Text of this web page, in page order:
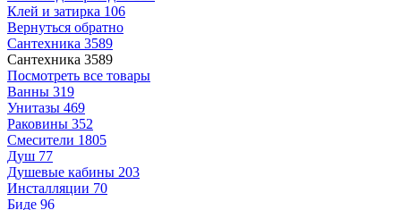
Клей и затирка 106
Вернуться обратно
Сантехника 3589
Сантехника 3589
Посмотреть все товары
Ванны 319
Унитазы 469
Раковины 352
Смесители 1805
Душ 77
Душевые кабины 203
Инсталляции 70
Биде 96